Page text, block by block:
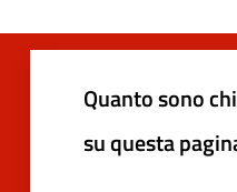
Quanto sono
su questa